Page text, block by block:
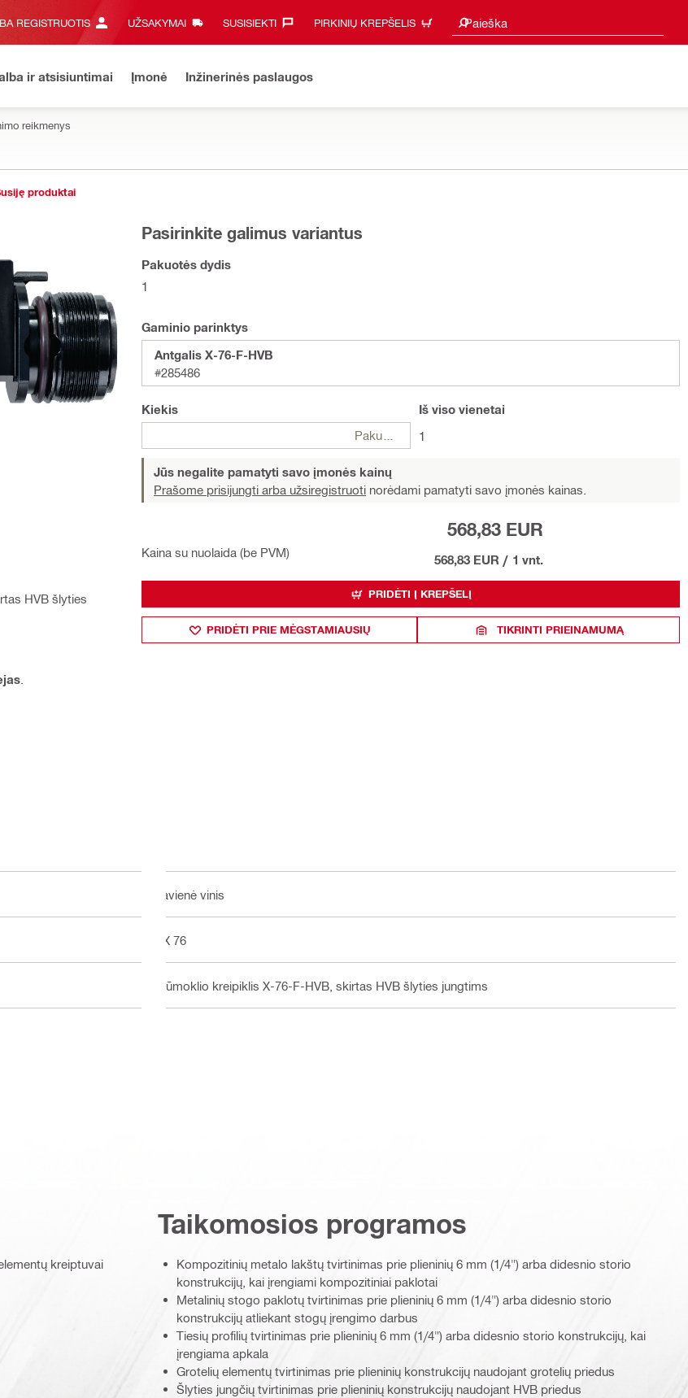
REGISTRUOTIS UŽSAKYMAI SUSISIEKTI‎ PIRKINIŲ KREPŠELIS Paieška
Paieškos pasiūlymai
ir atsisiuntimai Įmonė Inžinerinės paslaugos
reikmenys
produktai
HVB šlyties
Pasirinkite galimus variantus
Pakuotės dydis
1
Gaminio parinktys
Antgalis X-76-F-HVB
#285486
Kiekis
Pakuotės
Iš viso vienetai
1
Jūs negalite pamatyti savo įmonės kainų
Prašome prisijungti arba užsiregistruoti norėdami pamatyti savo įmonės kainas.
Kaina su nuolaida (be PVM)
568,83 EUR
568,83 EUR / 1 vnt.
PRIDĖTI Į KREPŠELĮ
PRIDĖTI PRIE MĖGSTAMIAUSIŲ TIKRINTI PRIEINAMUMĄ
Pavienė vinis
DX 76
Stūmoklio kreipiklis X-76-F-HVB, skirtas HVB šlyties jungtims
kreiptuvai
Taikomosios programos
Kompozitinių metalo lakštų tvirtinimas prie plieninių 6 mm (1/4") arba didesnio storio
konstrukcijų, kai įrengiami kompozitiniai paklotai
Metalinių stogo paklotų tvirtinimas prie plieninių 6 mm (1/4") arba didesnio storio
konstrukcijų atliekant stogų įrengimo darbus
Tiesių profilių tvirtinimas prie plieninių 6 mm (1/4") arba didesnio storio konstrukcijų, kai
įrengiama apkala
Grotelių elementų tvirtinimas prie plieninių konstrukcijų naudojant grotelių priedus
Šlyties jungčių tvirtinimas prie plieninių konstrukcijų naudojant HVB priedus